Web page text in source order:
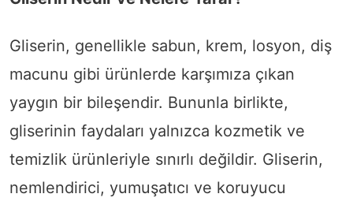
Gliserin, genellikle sabun, krem, losyon, diş
macunu gibi ürünlerde karşımıza çıkan
yaygın bir bileşendir. Bununla birlikte,
gliserinin faydaları yalnızca kozmetik ve
temizlik ürünleriyle sınırlı değildir. Gliserin,
nemlendirici, yumuşatıcı ve koruyucu